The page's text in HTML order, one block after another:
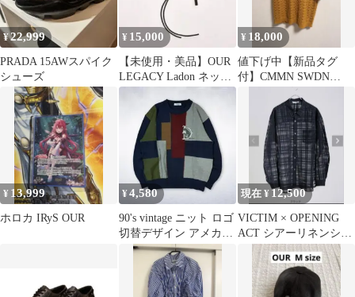
¥22,999
PRADA 15AWスパイク
シューズ
¥ 15,000
【未使用・美品】OUR
LEGACY Ladon ネック
レス
¥ 18,000
値下げ中【新品タグ
付】CMMN SWDN
¥ 13,999
ホロカ IRyS OUR
¥4,580
90's vintage ニット ロゴ
切替デザイン アメカジ
アーカイブ 古着
現在 ¥12,500
VICTIM × OPENING
ACT シアーリネンシャ